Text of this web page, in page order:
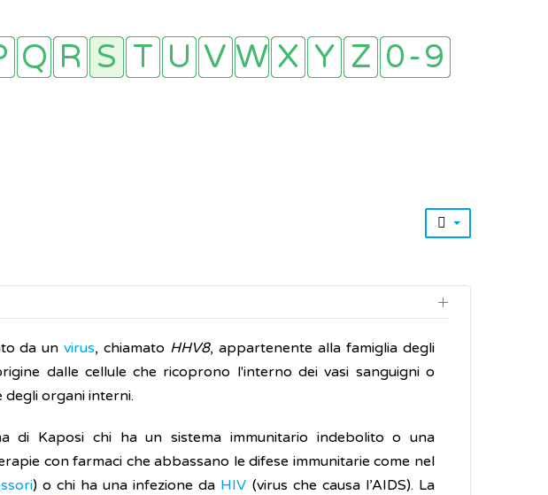
da unvirus, chiamato HHV8, appartenente alla famiglia degli
dalle cellule che ricoprono l'interno dei vasi sanguigni o
degli organi interni.
di Kaposi chi ha un sistema immunitario indebolito o una
con farmaci che abbassano le difese immunitarie come nel
) o chi ha una infezione da HIV (virus che causa l’AIDS). La